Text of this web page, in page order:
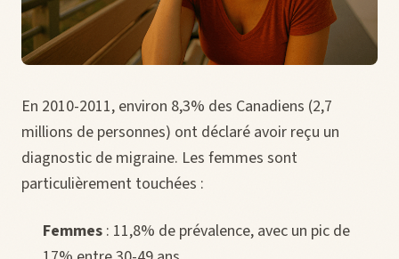
En 2010-2011, environ 8,3% des Canadiens (2,7
millions de personnes) ont déclaré avoir reçu un
diagnostic de migraine. Les femmes sont
particulièrement touchées :
Femmes : 11,8% de prévalence, avec un pic de